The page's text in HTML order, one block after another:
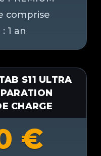
S11 ULTRA
CHARGE
€